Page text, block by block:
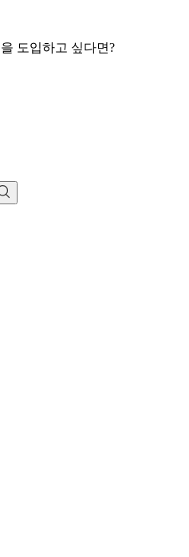
을 도입하고 싶다면?